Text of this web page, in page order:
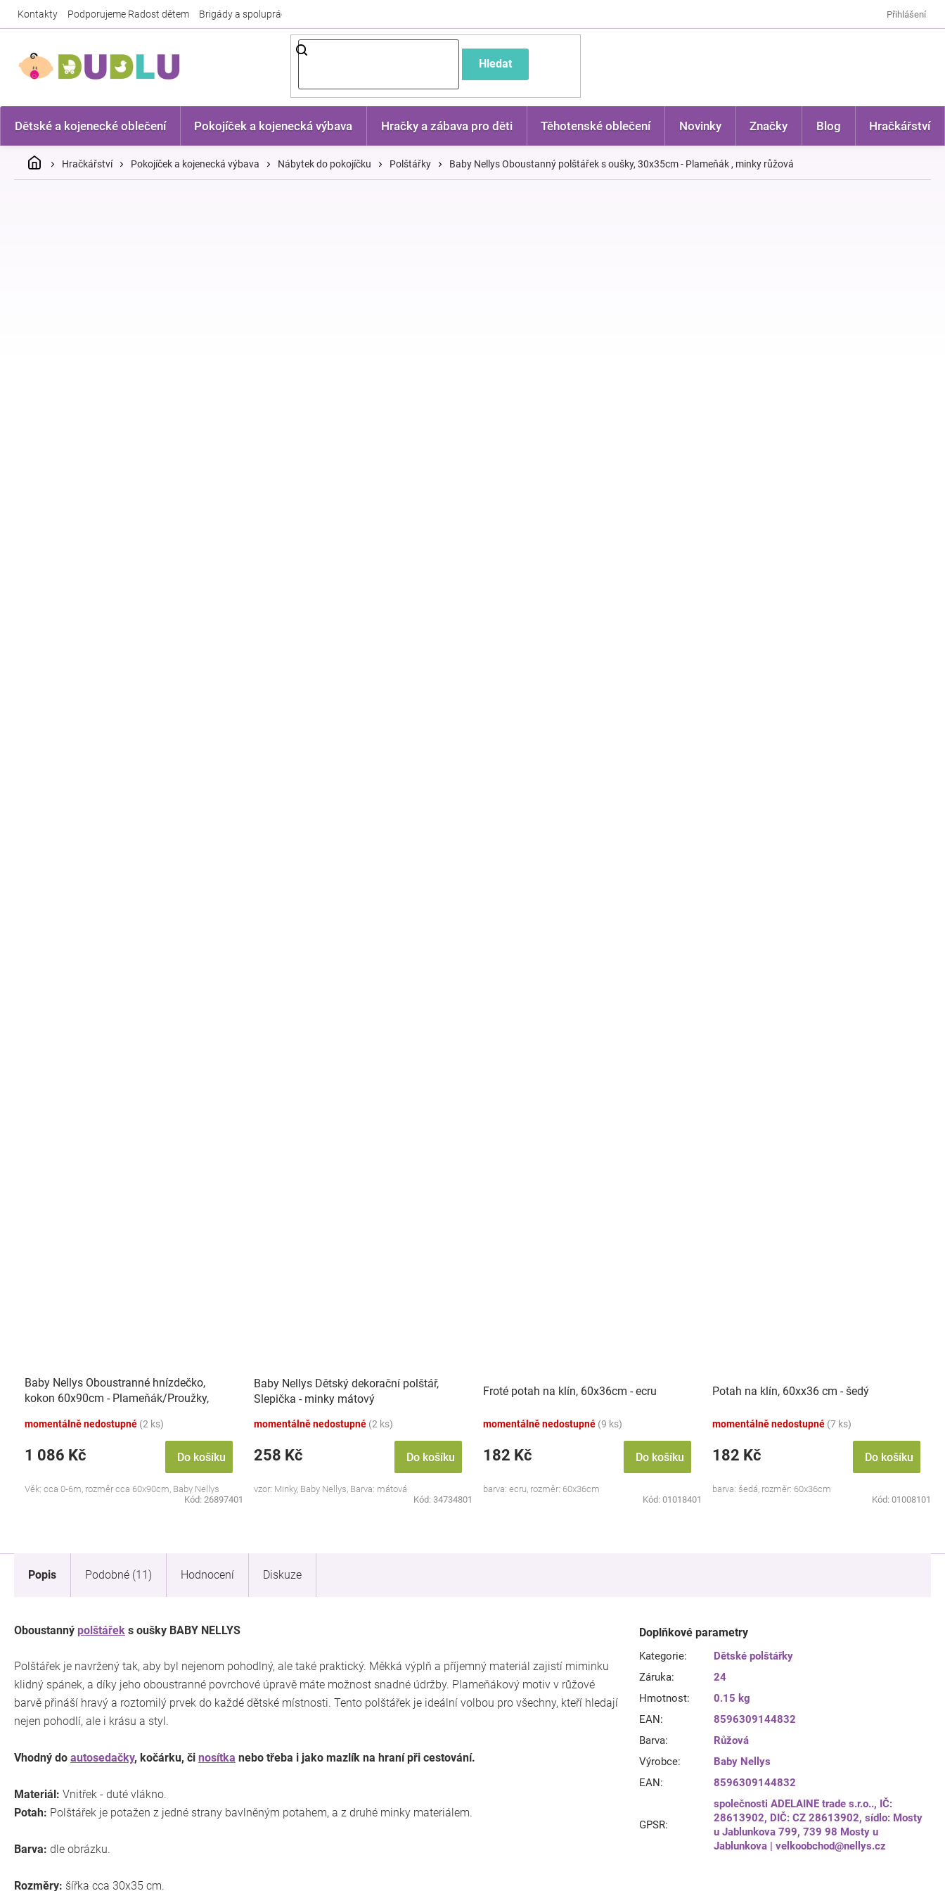
Kontakty Podporujeme Radost dětem Brigády a spolupráce Přihlášení
Hledat
Dětské a kojenecké oblečení Pokojíček a kojenecká výbava Hračky a zábava pro děti Těhotenské oblečení Novinky Značky Blog Hračkářství
DomůHračkářství Pokojíček a kojenecká výbava Nábytek do pokojíčku Polštářky Baby Nellys Oboustanný polštářek s oušky, 30x35cm - Plameňák , minky růžová
Baby Nellys Oboustranné hnízdečko,
kokon 60x90cm - Plameňák/Proužky,
momentálně nedostupné (2 ks)
1 086 Kč Do košíku
Věk: cca 0-6m, rozměr cca 60x90cm, Baby Nellys
Kód: 26897401
Baby Nellys Dětský dekorační polštář,
Slepička - minky mátový
momentálně nedostupné (2 ks)
258 Kč Do košíku
vzor: Minky, Baby Nellys, Barva: mátová
Kód: 34734801
Froté potah na klín, 60x36cm - ecru
momentálně nedostupné (9 ks)
182 Kč Do košíku
barva: ecru, rozměr: 60x36cm
Kód: 01018401
Potah na klín, 60xx36 cm - šedý
momentálně nedostupné (7 ks)
182 Kč Do košíku
barva: šedá, rozměr: 60x36cm
Kód: 01008101
Popis Podobné (11) Hodnocení Diskuze
Oboustanný polštářek s oušky BABY NELLYS
Polštářek je navržený tak, aby byl nejenom pohodlný, ale také praktický. Měkká výplň a příjemný materiál zajistí miminku
klidný spánek, a díky jeho oboustranné povrchové úpravě máte možnost snadné údržby. Plameňákový motiv v růžové
barvě přináší hravý a roztomilý prvek do každé dětské místnosti. Tento polštářek je ideální volbou pro všechny, kteří hledají
nejen pohodlí, ale i krásu a styl.
Vhodný do autosedačky, kočárku, či nosítka nebo třeba i jako mazlík na hraní při cestování.
Materiál: Vnitřek - duté vlákno.
Potah: Polštářek je potažen z jedné strany bavlněným potahem, a z druhé minky materiálem.
Barva: dle obrázku.
Rozměry: šířka cca 30x35 cm.
Doplňkové parametry
Kategorie:
Dětské polštářky
Záruka:
24
Hmotnost:
0.15 kg
EAN:
8596309144832
Barva:
Růžová
Výrobce:
Baby Nellys
EAN: 8596309144832
GPSR:
společnosti ADELAINE trade s.r.o.., IČ:
28613902, DIČ: CZ 28613902, sídlo: Mosty
u Jablunkova 799, 739 98 Mosty u
Jablunkova | velkoobchod@nellys.cz